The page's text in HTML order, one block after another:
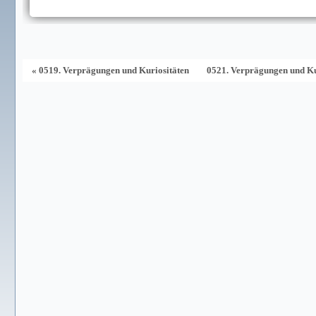
« 0519. Verprägungen und Kuriositäten 0521. Verprägungen und